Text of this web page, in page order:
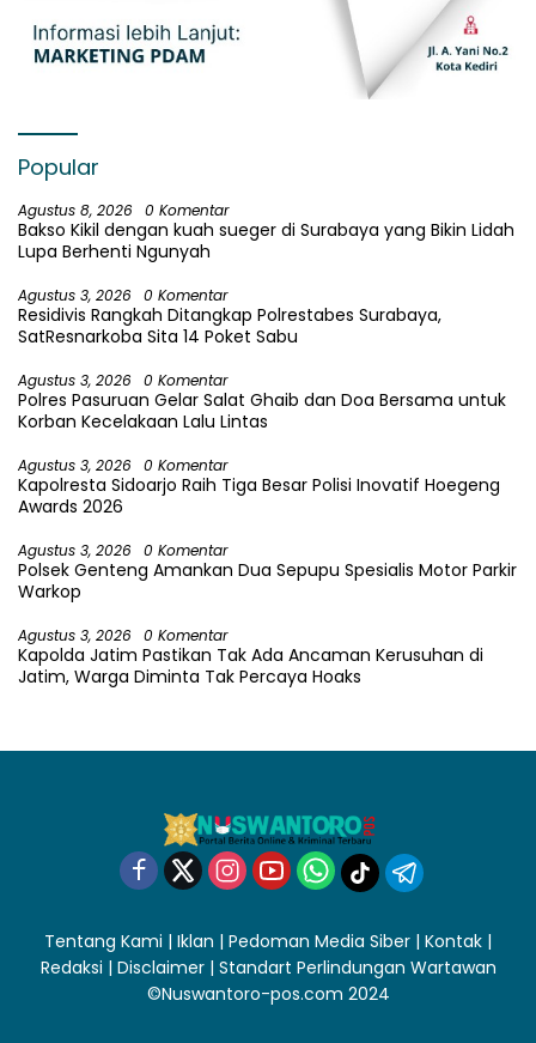
Popular
Agustus 8, 2026 0 Komentar
Bakso Kikil dengan kuah sueger di Surabaya yang Bikin Lidah
Lupa Berhenti Ngunyah
Agustus 3, 2026 0 Komentar
Residivis Rangkah Ditangkap Polrestabes Surabaya,
SatResnarkoba Sita 14 Poket Sabu
Agustus 3, 2026 0 Komentar
Polres Pasuruan Gelar Salat Ghaib dan Doa Bersama untuk
Korban Kecelakaan Lalu Lintas
Agustus 3, 2026 0 Komentar
Kapolresta Sidoarjo Raih Tiga Besar Polisi Inovatif Hoegeng
Awards 2026
Agustus 3, 2026 0 Komentar
Polsek Genteng Amankan Dua Sepupu Spesialis Motor Parkir
Warkop
Agustus 3, 2026 0 Komentar
Kapolda Jatim Pastikan Tak Ada Ancaman Kerusuhan di
Jatim, Warga Diminta Tak Percaya Hoaks
Tentang Kami | Iklan | Pedoman Media Siber | Kontak |
Redaksi | Disclaimer| Standart Perlindungan Wartawan
©Nuswantoro-pos.com 2024